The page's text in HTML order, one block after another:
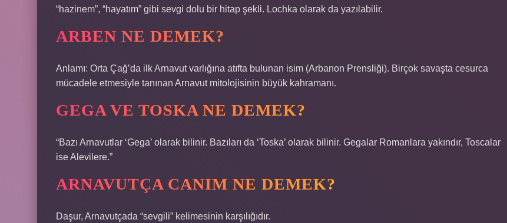
“hazinem”, “hayatım” gibi sevgi dolu bir hitap şekli. Lochka olarak da yazılabilir.
ARBEN NE DEMEK?
Anlamı: Orta Çağ’da ilk Arnavut varlığına atıfta bulunan isim (Arbanon Prensliği). Birçok savaşta cesurca
mücadele etmesiyle tanınan Arnavut mitolojisinin büyük kahramanı.
GEGA VE TOSKA NE DEMEK?
“Bazı Arnavutlar ‘Gega’ olarak bilinir. Bazıları da ‘Toska’ olarak bilinir. Gegalar Romanlara yakındır, Toscalar
ise Alevilere.”
ARNAVUTÇA CANIM NE DEMEK?
Daşur, Arnavutçada “sevgili” kelimesinin karşılığıdır.